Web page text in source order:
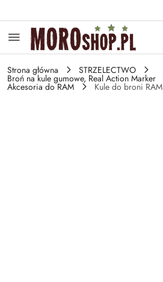
Strona główna STRZELECTWO
Broń na kule gumowe, Real Action Marker
Akcesoria do RAM Kule do broni RAM